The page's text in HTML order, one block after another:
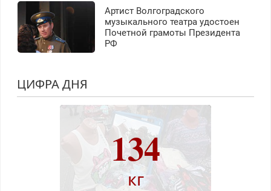
Артист Волгоградского
музыкального театра удостоен
Почетной грамоты Президента
РФ
ЦИФРА ДНЯ
134
кг